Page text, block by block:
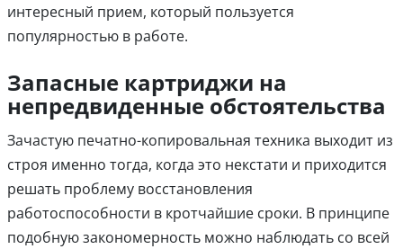
интересный прием, который пользуется
популярностью в работе.
Запасные картриджи на
непредвиденные обстоятельства
Зачастую печатно-копировальная техника выходит из
строя именно тогда, когда это некстати и приходится
решать проблему восстановления
работоспособности в кротчайшие сроки. В принципе
подобную закономерность можно наблюдать со всей